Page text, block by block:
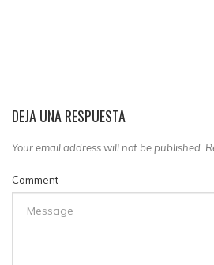
DEJA UNA RESPUESTA
Your email address will not be published.
Comment